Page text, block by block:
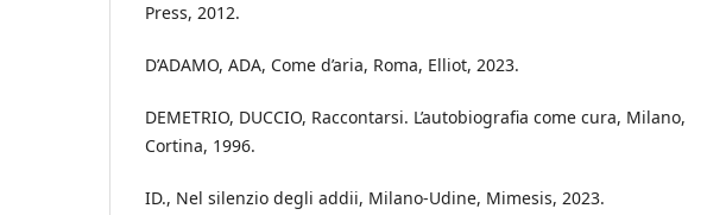
Press, 2012.
D’ADAMO, ADA, Come d’aria, Roma, Elliot, 2023.
DEMETRIO, DUCCIO, Raccontarsi. L’autobiografia come cura, Milano,
Cortina, 1996.
ID., Nel silenzio degli addii, Milano-Udine, Mimesis, 2023.